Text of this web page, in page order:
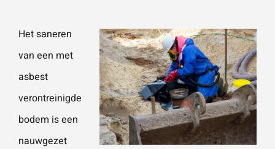
Hetsaneren
van een met
asbest
verontreinigde
bodem is een
nauwgezet